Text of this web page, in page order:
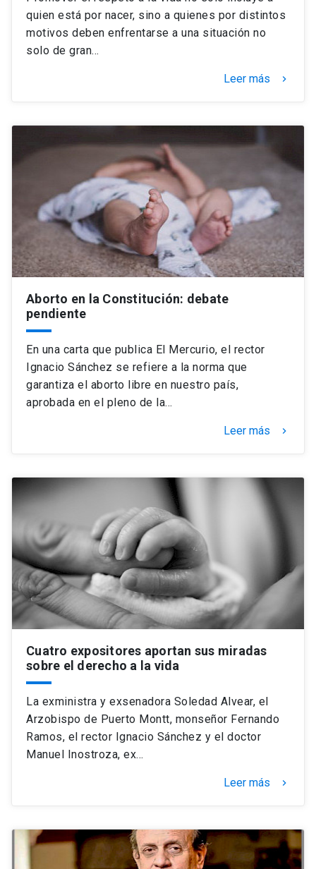
quien está por nacer, sino a quienes por distintos
motivos deben enfrentarse a una situación no
solo de gran…
Leer más keyboard_arrow_right
Aborto en la Constitución: debate
pendiente
En una carta que publica El Mercurio, el rector
Ignacio Sánchez se refiere a la norma que
garantiza el aborto libre en nuestro país,
aprobada en el pleno de la…
Leer más keyboard_arrow_right
Cuatro expositores aportan sus miradas
sobre el derecho a la vida
La exministra y exsenadora Soledad Alvear, el
Arzobispo de Puerto Montt, monseñor Fernando
Ramos, el rector Ignacio Sánchez y el doctor
Manuel Inostroza, ex…
Leer más keyboard_arrow_right